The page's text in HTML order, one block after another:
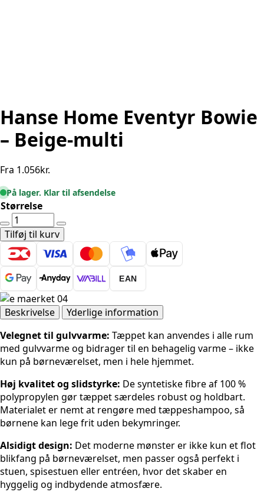
Hanse Home Eventyr Bowie
– Beige-multi
Fra 1.056kr.
På lager. Klar til afsendelse
Størrelse
Hanse
Home
Eventyr
Bowie
-
Beige-
multi
antal
Tilføj til kurv
EAN
Beskrivelse
Yderlige information
Velegnet til gulvvarme: Tæppet kan anvendes i alle rum
med gulvvarme og bidrager til en behagelig varme – ikke
kun på børneværelset, men i hele hjemmet.
Høj kvalitet og slidstyrke: De syntetiske fibre af 100 %
polypropylen gør tæppet særdeles robust og holdbart.
Materialet er nemt at rengøre med tæppeshampoo, så
børnene kan lege frit uden bekymringer.
Alsidigt design: Det moderne mønster er ikke kun et flot
blikfang på børneværelset, men passer også perfekt i
stuen, spisestuen eller entréen, hvor det skaber en
hyggelig og indbydende atmosfære.